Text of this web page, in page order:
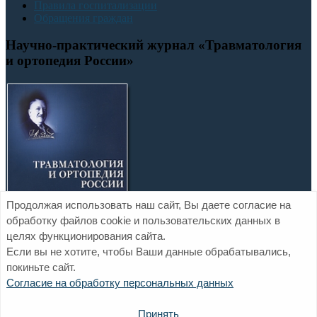
Правила госпитализации
Обращения граждан
Научно-практический журнал «Травматология
и ортопедия России»
Официальный сайт ФГБУ «НМИЦ ТО им. Р.Р. Вредена»
Минздрава России
Продолжая использовать наш сайт, Вы даете согласие на
обработку файлов cookie и пользовательских данных в
целях функционирования сайта.
Если вы не хотите, чтобы Ваши данные обрабатывались,
покиньте сайт.
Согласие на обработку персональных данных
Принять